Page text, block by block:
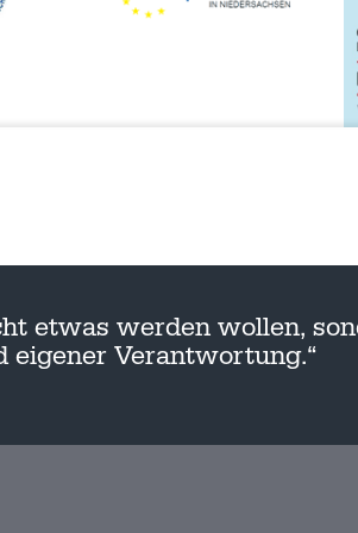
etwas werden wollen,
eigener Verantwortung.“